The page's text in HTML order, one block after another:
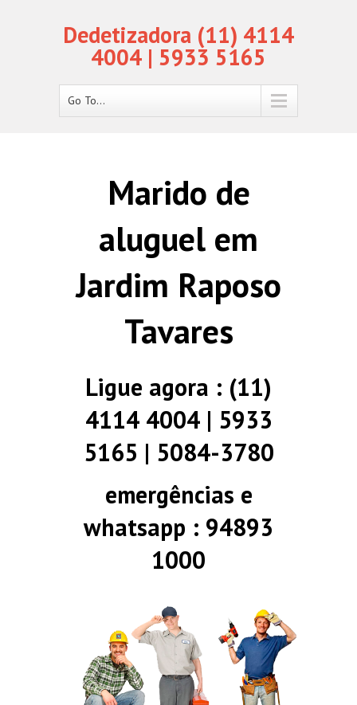
Dedetizadora (11) 4114
4004 | 5933 5165
Go To...
Marido de
aluguel em
Jardim Raposo
Tavares
Ligue agora : (11)
4114 4004 | 5933
5165 | 5084-3780
emergências e
whatsapp : 94893
1000